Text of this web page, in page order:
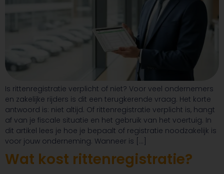
Is rittenregistratie verplicht of niet? Voor veel ondernemers
en zakelijke rijders is dit een terugkerende vraag. Het korte
antwoord is: niet altijd. Of rittenregistratie verplicht is, hangt
af van je fiscale situatie en het gebruik van het voertuig. In
dit artikel lees je hoe je bepaalt of registratie noodzakelijk is
voor jouw onderneming. Wanneer is […]
Wat kost rittenregistratie?